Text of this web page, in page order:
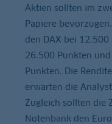
Aktien sollten im
Papiere
den DAX bei
26.500 Punkten
Punkten. Die
erwarten die
Zugleich sollten die
Notenbank den